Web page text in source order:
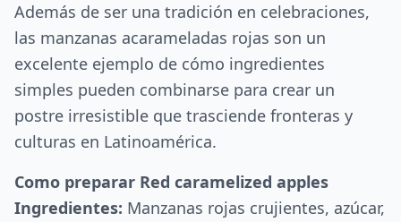
Además de ser una tradición en celebraciones,
las manzanas acarameladas rojas son un
excelente ejemplo de cómo ingredientes
simples pueden combinarse para crear un
postre irresistible que trasciende fronteras y
culturas en Latinoamérica.
Como preparar Red caramelized apples
Ingredientes: Manzanas rojas crujientes, azúcar,